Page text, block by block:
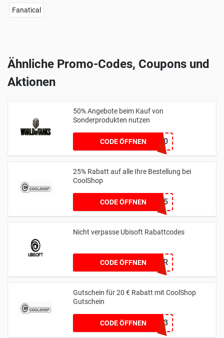
Fanatical
Ähnliche Promo-Codes, Coupons und
Aktionen
50% Angebote beim Kauf von
Sonderprodukten nutzen
CODE ÖFFNENJEANS50
25% Rabatt auf alle Ihre Bestellung bei
CoolShop
CODE ÖFFNENWEEKEND25
Nicht verpasse Ubisoft Rabattcodes
CODE ÖFFNENLUSOR
Gutschein für 20 € Rabatt mit CoolShop
Gutschein
CODE ÖFFNEN W273